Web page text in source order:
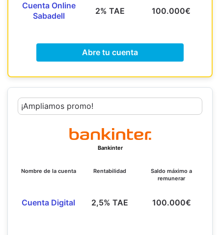
Cuenta Online
Sabadell
2% TAE 100.000€
Abre tu cuenta
¡Ampliamos promo!
Bankinter
Nombre de la cuenta
Cuenta Digital
Rentabilidad
2,5% TAE
Saldo máximo a
remunerar
100.000€